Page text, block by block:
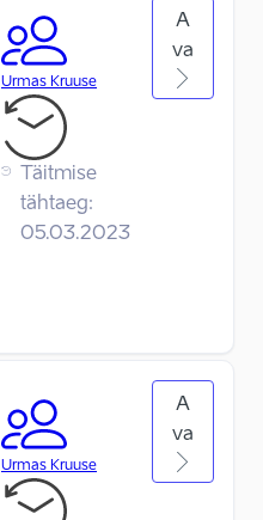
Urmas Kruuse
Täitmise
tähtaeg:
05.03.2023
A
va
Urmas Kruuse
A
va